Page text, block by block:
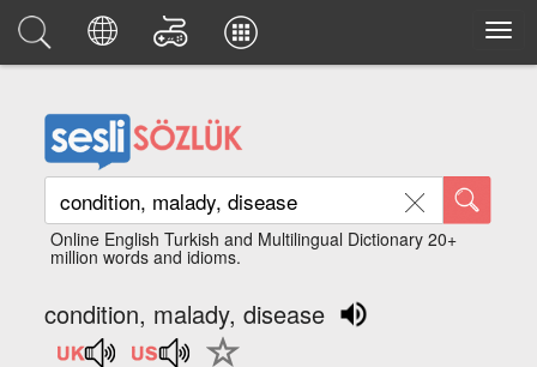
Online English Turkish and Multilingual Dictionary 20+
million words and idioms.
condition, malady, disease